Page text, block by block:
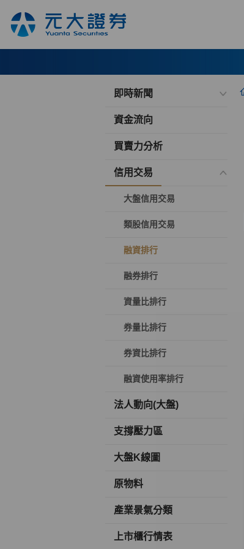
即時新聞
資金流向
買賣力分析
信用交易
大盤信用交易
類股信用交易
融資排行
融券排行
資量比排行
券量比排行
券資比排行
融資使用率排行
法人動向(大盤)
支撐壓力區
大盤K線圖
原物料
產業景氣分類
上市櫃行情表